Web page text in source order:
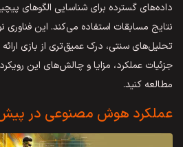
داده‌های گسترده برای شناسایی الگوهای
نتایج مسابقات استفاده می‌کند. این فناوری
تحلیل‌های سنتی، درک عمیق‌تری از بازی
جزئیات عملکرد، مزایا و چالش‌های این
مطالعه کنید.
عملکرد هوش مصنوعی در